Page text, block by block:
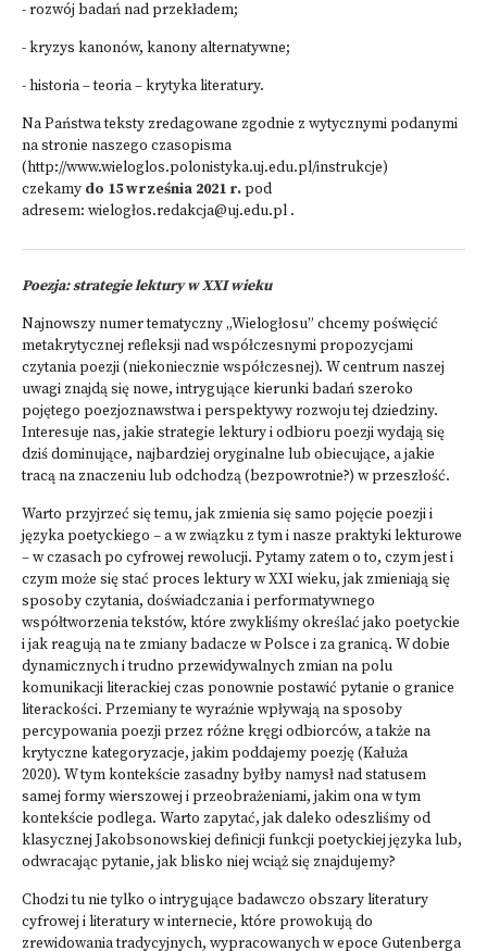
- rozwój badań nad przekładem;
- kryzys kanonów, kanony alternatywne;
- historia – teoria – krytyka literatury.
Na Państwa teksty zredagowane zgodnie z wytycznymi podanymi
na stronie naszego czasopisma
(http://www.wieloglos.polonistyka.uj.edu.pl/instrukcje)
czekamy do 15 września 2021 r.pod
adresem: wielogłos.redakcja@uj.edu.pl .
Poezja: strategie lektury w XXI wieku
Najnowszy numer tematyczny „Wielogłosu” chcemy poświęcić
metakrytycznej refleksji nad współczesnymi propozycjami
czytania poezji (niekoniecznie współczesnej). W centrum naszej
uwagi znajdą się nowe, intrygujące kierunki badań szeroko
pojętego poezjoznawstwa i perspektywy rozwoju tej dziedziny.
Interesuje nas, jakie strategie lektury i odbioru poezji wydają się
dziś dominujące, najbardziej oryginalne lub obiecujące, a jakie
tracą na znaczeniu lub odchodzą (bezpowrotnie?) w przeszłość.
Warto przyjrzeć się temu, jak zmienia się samo pojęcie poezji i
języka poetyckiego – a w związku z tym i nasze praktyki lekturowe
– w czasach po cyfrowej rewolucji. Pytamy zatem o to, czym jest i
czym może się stać proces lektury w XXI wieku, jak zmieniają się
sposoby czytania, doświadczania i performatywnego
współtworzenia tekstów, które zwykliśmy określać jako poetyckie
i jak reagują na te zmiany badacze w Polsce i za granicą. W dobie
dynamicznych i trudno przewidywalnych zmian na polu
komunikacji literackiej czas ponownie postawić pytanie o granice
literackości. Przemiany te wyraźnie wpływają na sposoby
percypowania poezji przez różne kręgi odbiorców, a także na
krytyczne kategoryzacje, jakim poddajemy poezję (Kałuża
2020). W tym kontekście zasadny byłby namysł nad statusem
samej formy wierszowej i przeobrażeniami, jakim ona w tym
kontekście podlega. Warto zapytać, jak daleko odeszliśmy od
klasycznej Jakobsonowskiej definicji funkcji poetyckiej języka lub,
odwracając pytanie, jak blisko niej wciąż się znajdujemy?
Chodzi tu nie tylko o intrygujące badawczo obszary literatury
cyfrowej i literatury w internecie, które prowokują do
zrewidowania tradycyjnych, wypracowanych w epoce Gutenberga